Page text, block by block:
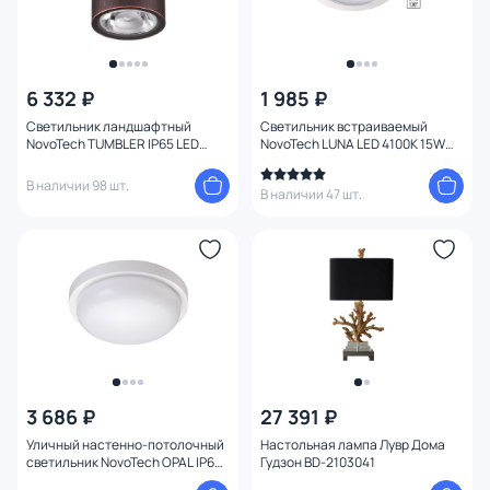
6 332 ₽
Светильник ландшафтный
NovoTech TUMBLER IP65 LED
В наличии 98 шт.
1 985 ₽
Светильник встраиваемый
NovoTech LUNA LED 4100К 15W
В наличии 47 шт.
3 686 ₽
Уличный настенно-потолочный
светильник NovoTech OPAL IP65
LED 4000К 18W 358016 STREET
27 391 ₽
Настольная лампа Лувр Дома
Гудзон BD-2103041